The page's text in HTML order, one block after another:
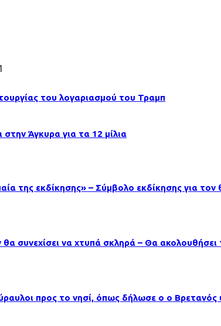
του λογαριασμού του Τραμπ
στην Άγκυρα για τα 12 μίλια
της εκδίκησης» – Σύμβολο εκδίκησης για τον
θα συνεχίσει να χτυπά σκληρά – Θα
προς το νησί, όπως δήλωσε ο ο Βρετανός